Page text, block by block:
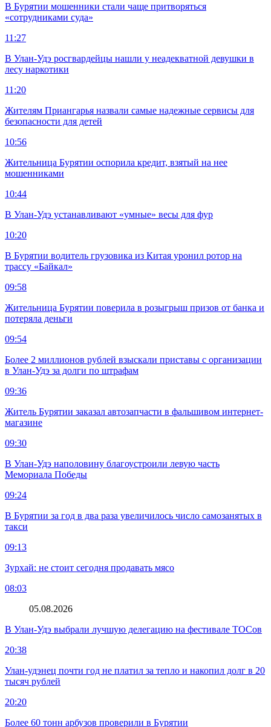
В Бурятии мошенники стали чаще притворяться
«сотрудниками суда»
11:27
В Улан-Удэ росгвардейцы нашли у неадекватной девушки в
лесу наркотики
11:20
Жителям Приангарья назвали самые надежные сервисы для
безопасности для детей
10:56
Жительница Бурятии оспорила кредит, взятый на нее
мошенниками
10:44
В Улан-Удэ устанавливают «умные» весы для фур
10:20
В Бурятии водитель грузовика из Китая уронил ротор на
трассу «Байкал»
09:58
Жительница Бурятии поверила в розыгрыш призов от банка и
потеряла деньги
09:54
Более 2 миллионов рублей взыскали приставы с организации
в Улан-Удэ за долги по штрафам
09:36
Житель Бурятии заказал автозапчасти в фальшивом интернет-
магазине
09:30
В Улан-Удэ наполовину благоустроили левую часть
Мемориала Победы
09:24
В Бурятии за год в два раза увеличилось число самозанятых в
такси
09:13
Зурхай: не стоит сегодня продавать мясо
08:03
05.08.2026
В Улан-Удэ выбрали лучшую делегацию на фестивале ТОСов
20:38
Улан-удэнец почти год не платил за тепло и накопил долг в 20
тысяч рублей
20:20
Более 60 тонн арбузов проверили в Бурятии